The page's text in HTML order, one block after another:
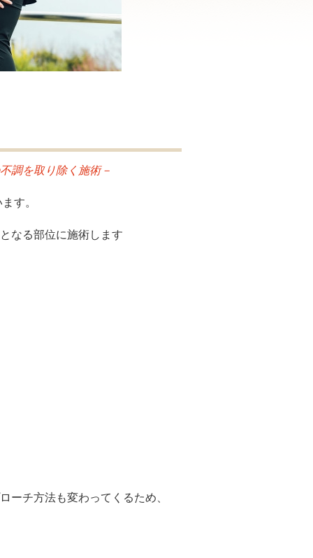
調を取り除く施術－
す。
なる部位に施術します
ーチ方法も変わってくるため、